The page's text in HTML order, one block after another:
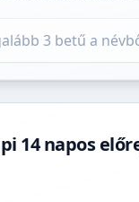
14 napos